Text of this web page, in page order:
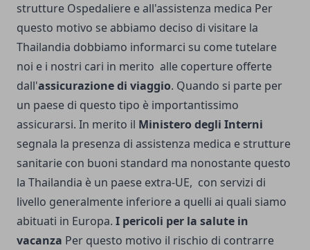
strutture Ospedaliere e all'assistenza medica Per
questo motivo se abbiamo deciso di visitare la
Thailandia dobbiamo informarci su come tutelare
noi e i nostri cari in merito alle coperture offerte
dall'assicurazione di viaggio. Quando si parte per
un paese di questo tipo è importantissimo
assicurarsi. In merito il Ministero degli Interni
segnala la presenza di assistenza medica e strutture
sanitarie con buoni standard ma nonostante questo
la Thailandia è un paese extra-UE, con servizi di
livello generalmente inferiore a quelli ai quali siamo
abituati in Europa. I pericoli per la salute in
vacanza Per questo motivo il rischio di contrarre